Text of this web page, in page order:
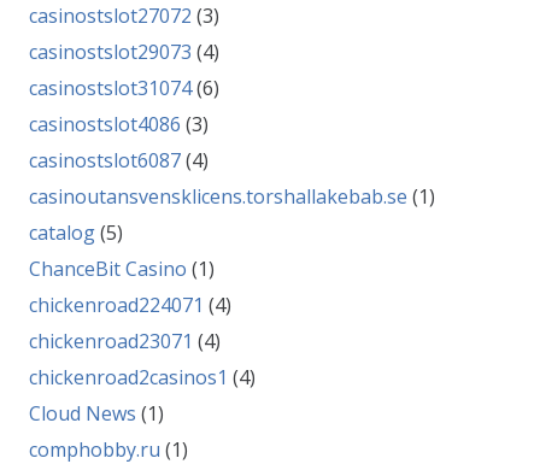
casinostslot27072 (3)
casinostslot29073 (4)
casinostslot31074(6)
casinostslot4086 (3)
casinostslot6087(4)
casinoutansvensklicens.torshallakebab.se (1)
catalog(5)
ChanceBit Casino (1)
chickenroad224071 (4)
chickenroad23071 (4)
chickenroad2casinos1 (4)
Cloud News (1)
comphobby.ru (1)